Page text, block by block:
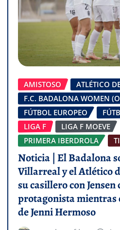
AMISTOSO
ATLÉTICO
F.C. BADALONA WOMEN
FÚTBOL EUROPEO
LIGA F
LIGA F MOEVE
PRIMERA IBERDROLA
Noticia | El Badalona
Villarreal y el Atlético
su casillero con Jensen
protagonista mientras
de Jenni Hermoso